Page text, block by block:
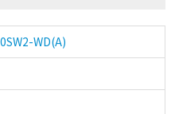
WD(A)